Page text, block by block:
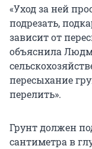
«Уход за ней
подрезать,
зависит от
объяснила
пересыхание
перелить».
Грунт должен
сантиметра в